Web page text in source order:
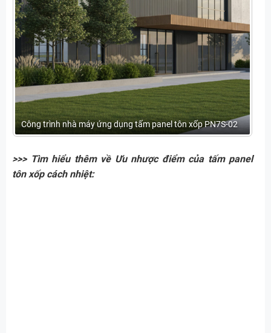
Công trình nhà máy ứng dụng tấm panel tôn xốp PN7S-02
>>> Tìm hiểu thêm về Ưu nhược điểm của tấm panel
tôn xốp cách nhiệt: